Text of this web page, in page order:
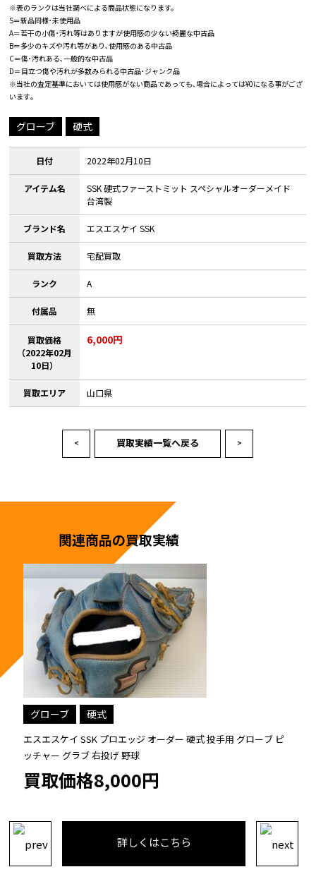
※表のランクは当社調べによる商品状態になります。
S＝新品同様･未使用品
A＝若干の小傷･汚れ等はありますが使用感の少ない綺麗な中古品
B＝多少のキズや汚れ等があり､使用感のある中古品
C＝傷･汚れある､一般的な中古品
D＝目立つ傷や汚れが多数みられる中古品･ジャンク品
※当社の査定基準においては使用感がない商品であっても､場合によっては¥0になる事がござ
います｡
グローブ 硬式
日付 2022年02月10日
アイテム名
SSK 硬式ファーストミット スペシャルオーダーメイド
台湾製
ブランド名 エスエスケイ SSK
買取方法 宅配買取
ランク A
付属品 無
買取価格
（2022年02月
10日）
6,000円
買取エリア 山口県
< 買取実績一覧へ戻る >
関連商品の買取実績
式 投手用 グローブ ピ エスエスケイ SSK プロエッジ 硬式 内野手
買取価格23,000円
詳しくはこちら